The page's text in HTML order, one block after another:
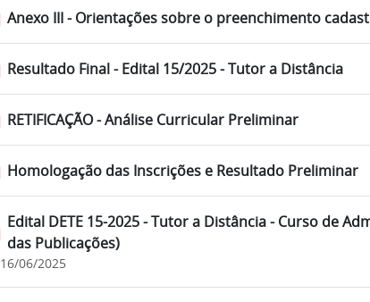
Anexo III - Orientações sobre o preenchimento
Resultado Final - Edital 15/2025 - Tutor a Distância
RETIFICAÇÃO - Análise Curricular Preliminar
Homologação das Inscrições e Resultado Preliminar
Edital DETE 15-2025 - Tutor a Distância - Curso de
das Publicações)
16/06/2025